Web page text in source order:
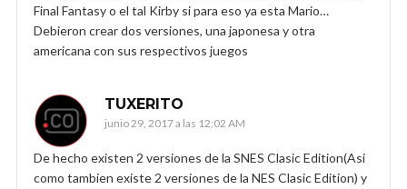
Final Fantasy o el tal Kirby si para eso ya esta Mario…
Debieron crear dos versiones, una japonesa y otra
americana con sus respectivos juegos
TUXERITO
junio 29, 2017 a las 12:02 AM
De hecho existen 2 versiones de la SNES Clasic Edition(Asi
como tambien existe 2 versiones de la NES Clasic Edition) y